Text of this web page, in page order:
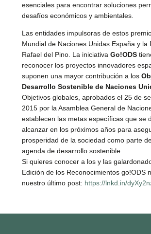
esenciales para encontrar soluciones
desafíos económicos y ambientales.
Las entidades impulsoras de estos
Mundial de Naciones Unidas España y la
Rafael del Pino. La iniciativa Go!ODS
reconocer los proyectos innovadores
suponen una mayor contribución a los
Desarrollo Sostenible de Naciones
Objetivos globales, aprobados el 25 de
2015 por la Asamblea General de
establecen las metas específicas que se
alcanzar en los próximos años para
prosperidad de la sociedad como parte
agenda de desarrollo sostenible.
Si quieres conocer a los y las
Edición de los Reconocimientos go!ODS
nuestro último post: https://lnkd.in/